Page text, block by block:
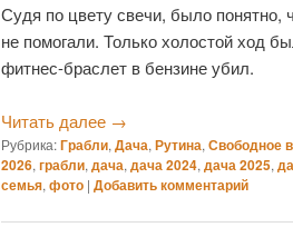
Судя по цвету свечи, было понятно,
не помогали. Только холостой ход
фитнес-браслет в бензине убил.
Читать далее →
Рубрика:Грабли, Дача, Рутина, Свободное
2026, грабли, дача, дача 2024, дача 2025,
семья, фото | Добавить комментарий